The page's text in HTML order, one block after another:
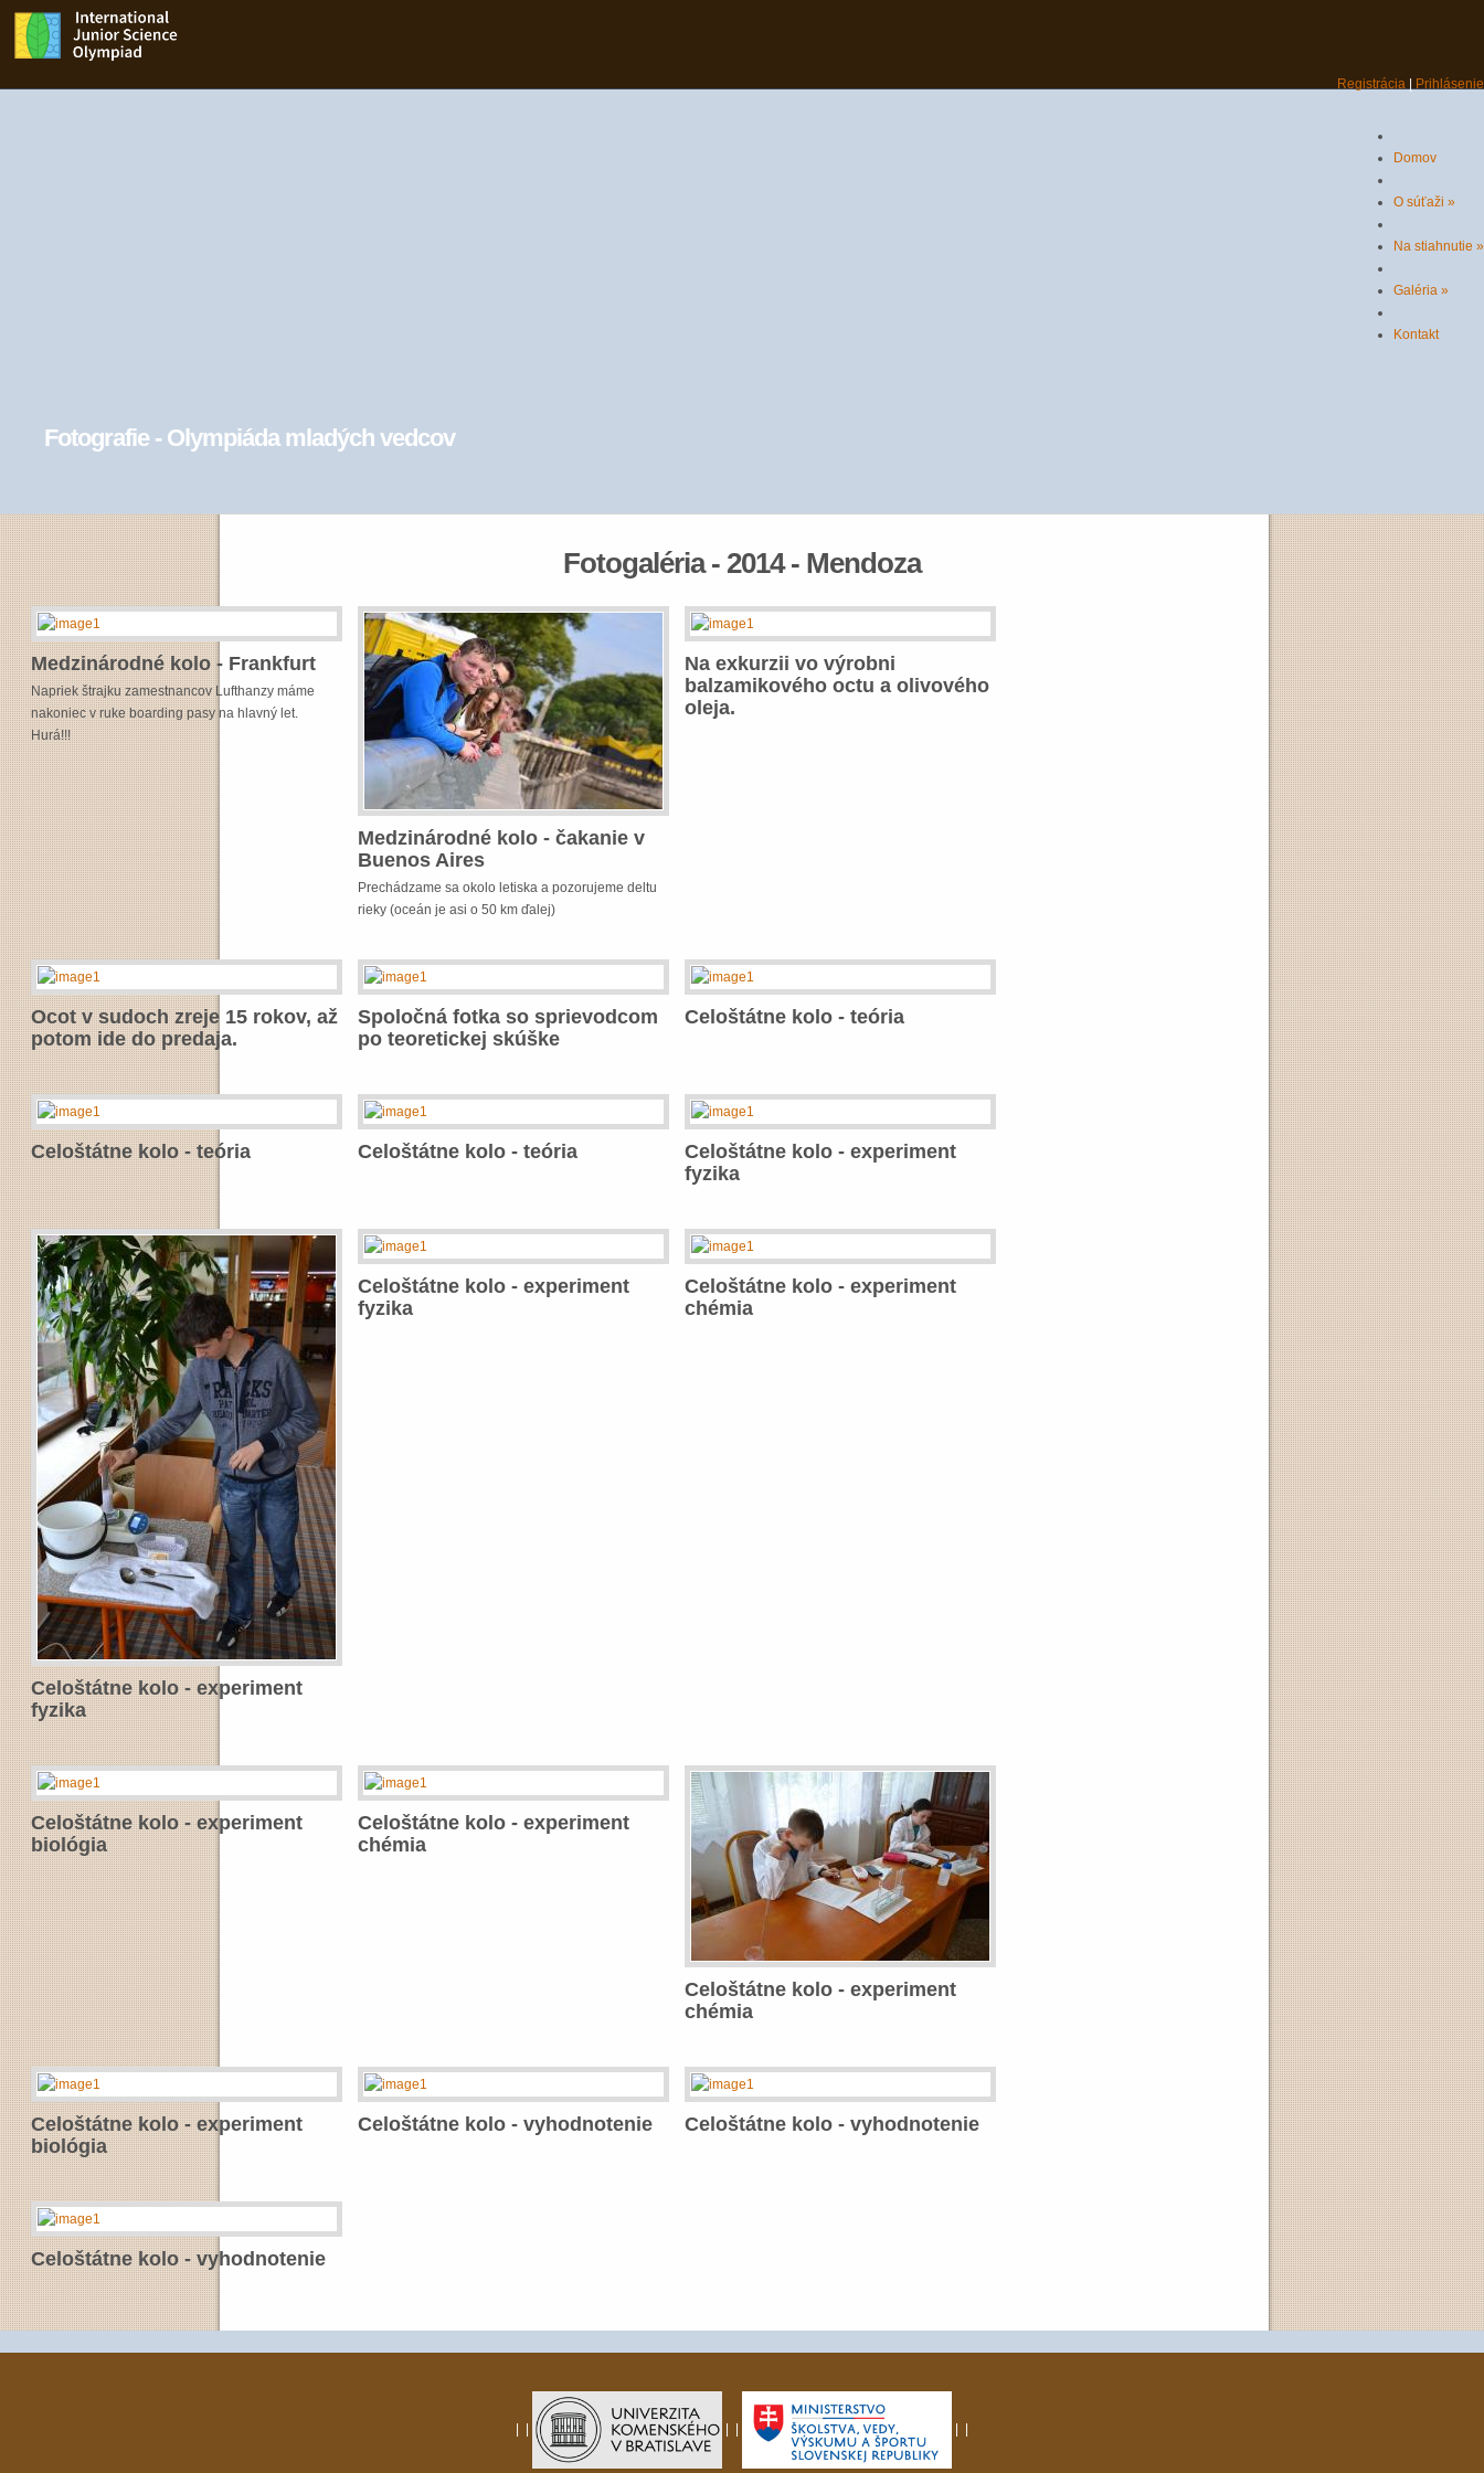
Registrácia Prihlásenie
Domov
O súťaži »
Na stiahnutie »
Galéria »
Kontakt
Fotografie - Olympiáda mladých vedcov
Fotogaléria - 2014 - Mendoza
Medzinárodné kolo - Frankfurt
Napriek štrajku zamestnancov Lufthanzy máme
nakoniec v ruke boarding pasy na hlavný let.
Hurá!!!
Medzinárodné kolo - čakanie v
Buenos Aires
Prechádzame sa okolo letiska a pozorujeme deltu
rieky (oceán je asi o 50 km ďalej)
Na exkurzii vo výrobni
balzamikového octu a olivového
oleja.
Ocot v sudoch zreje 15 rokov, až
potom ide do predaja.
Spoločná fotka so sprievodcom
po teoretickej skúške
Celoštátne kolo - teória
Celoštátne kolo - teória Celoštátne kolo - teória
Celoštátne kolo - experiment
fyzika
Celoštátne kolo - experiment
fyzika
Celoštátne kolo - experiment
fyzika
Celoštátne kolo - experiment
chémia
Celoštátne kolo - experiment
biológia
Celoštátne kolo - experiment
chémia
Celoštátne kolo - experiment
chémia
Celoštátne kolo - experiment
biológia
Celoštátne kolo - vyhodnotenie Celoštátne kolo - vyhodnotenie
Celoštátne kolo - vyhodnotenie